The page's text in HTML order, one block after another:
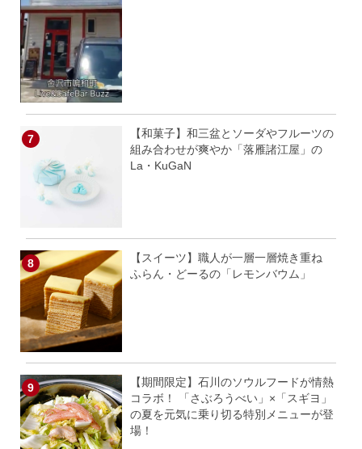
【和菓子】和三盆とソーダやフルーツの
組み合わせが爽やか「落雁諸江屋」の
La・KuGaN
【スイーツ】職人が一層一層焼き重ね
ふらん・どーるの「レモンバウム」
【期間限定】石川のソウルフードが情熱
コラボ！ 「さぶろうべい」×「スギヨ」
の夏を元気に乗り切る特別メニューが登
場！